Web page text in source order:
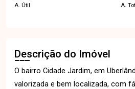
A. Útil A.
Descrição do Imóvel
O bairro Cidade Jardim, em
valorizada e bem localizada, com